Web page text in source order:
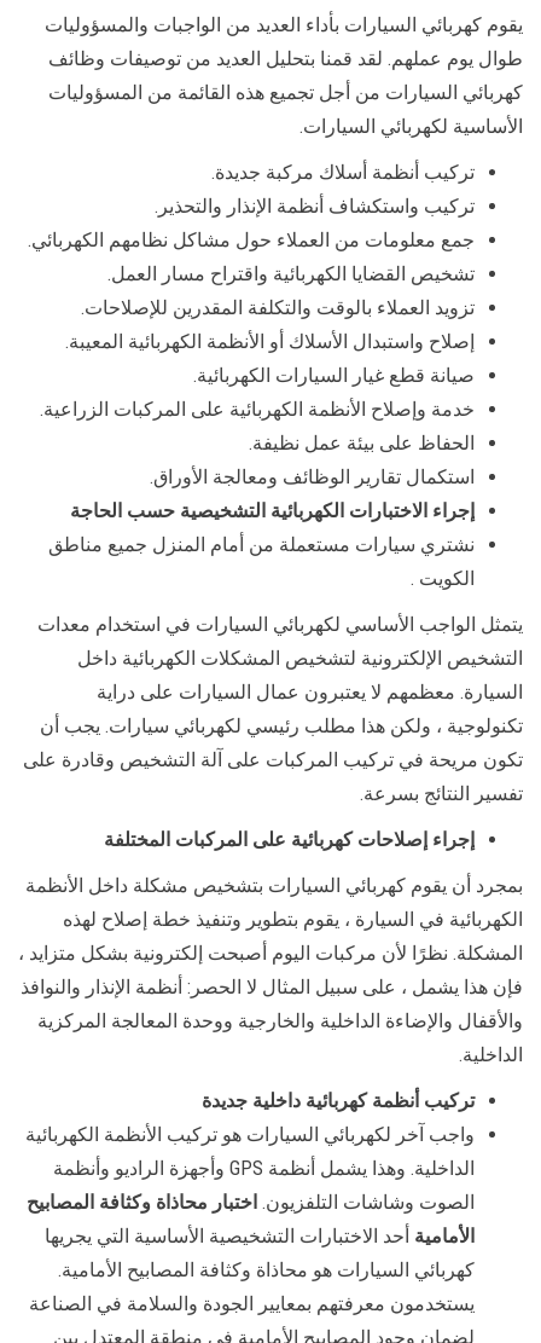
يقوم كهربائي السيارات بأداء العديد من الواجبات والمسؤوليات
طوال يوم عملهم. لقد قمنا بتحليل العديد من توصيفات وظائف
كهربائي السيارات من أجل تجميع هذه القائمة من المسؤوليات
الأساسية لكهربائي السيارات.
تركيب أنظمة أسلاك مركبة جديدة.
تركيب واستكشاف أنظمة الإنذار والتحذير.
جمع معلومات من العملاء حول مشاكل نظامهم الكهربائي.
تشخيص القضايا الكهربائية واقتراح مسار العمل.
تزويد العملاء بالوقت والتكلفة المقدرين للإصلاحات.
إصلاح واستبدال الأسلاك أو الأنظمة الكهربائية المعيبة.
صيانة قطع غيار السيارات الكهربائية.
خدمة وإصلاح الأنظمة الكهربائية على المركبات الزراعية.
الحفاظ على بيئة عمل نظيفة.
استكمال تقارير الوظائف ومعالجة الأوراق.
إجراء الاختبارات الكهربائية التشخيصية حسب الحاجة
نشتري سيارات مستعملة من أمام المنزل جميع مناطق
الكويت .
يتمثل الواجب الأساسي لكهربائي السيارات في استخدام معدات
التشخيص الإلكترونية لتشخيص المشكلات الكهربائية داخل
السيارة. معظمهم لا يعتبرون عمال السيارات على دراية
تكنولوجية ، ولكن هذا مطلب رئيسي لكهربائي سيارات. يجب أن
تكون مريحة في تركيب المركبات على آلة التشخيص وقادرة على
تفسير النتائج بسرعة.
إجراء إصلاحات كهربائية على المركبات المختلفة
بمجرد أن يقوم كهربائي السيارات بتشخيص مشكلة داخل الأنظمة
الكهربائية في السيارة ، يقوم بتطوير وتنفيذ خطة إصلاح لهذه
المشكلة. نظرًا لأن مركبات اليوم أصبحت إلكترونية بشكل متزايد ،
فإن هذا يشمل ، على سبيل المثال لا الحصر: أنظمة الإنذار والنوافذ
والأقفال والإضاءة الداخلية والخارجية ووحدة المعالجة المركزية
الداخلية.
تركيب أنظمة كهربائية داخلية جديدة
واجب آخر لكهربائي السيارات هو تركيب الأنظمة الكهربائية
الداخلية. وهذا يشمل أنظمة GPS وأجهزة الراديو وأنظمة
الصوت وشاشات التلفزيون. اختبار محاذاة وكثافة المصابيح
الأمامية أحد الاختبارات التشخيصية الأساسية التي يجريها
كهربائي السيارات هو محاذاة وكثافة المصابيح الأمامية.
يستخدمون معرفتهم بمعايير الجودة والسلامة في الصناعة
لضمان وجود المصابيح الأمامية في منطقة المعتدل بين